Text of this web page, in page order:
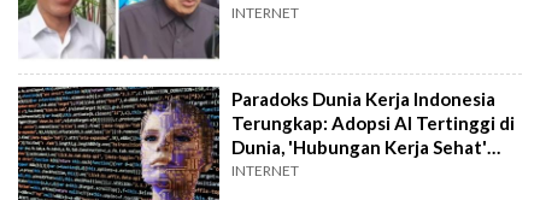
INTERNET
Paradoks Dunia Kerja Indonesia
Terungkap: Adopsi AI Tertinggi di
Dunia, 'Hubungan Kerja Sehat'
Anjlok
INTERNET